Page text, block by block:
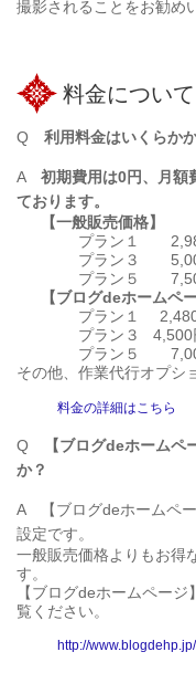
撮影されることをお勧め
料金について
Q 利用料金はいくらか
A 初期費用は0円、月額
ております。
【一般販売価格】
プラン１ 2,980円
プラン３ 5,000円
プラン５ 7,500円
【ブログdeホームペ
プラン１ 2,480円
プラン３ 4,500円
プラン５ 7,000円
その他、作業代行オプシ
料金の詳細はこちら
Q
【ブログdeホーム
か？
A
【ブログdeホームペ
設定です。
一般販売価格よりもお得
す。
【ブログdeホームペー
覧ください。
http://www.blogdehp.jp/